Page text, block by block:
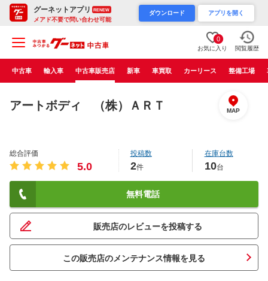
グーネットアプリ RENEW
メアド不要で問い合わせ可能
ダウンロード アプリを開く
0
お気に入り 閲覧履歴
中古車 輸入車 中古車販売店 新車 車買取 カーリース 整備工場
アートボディ （株）ＡＲＴ MAP
総合評価
5.0
投稿数
2件
在庫台数
10台
無料電話
販売店のレビューを投稿する
この販売店のメンテナンス情報を見る